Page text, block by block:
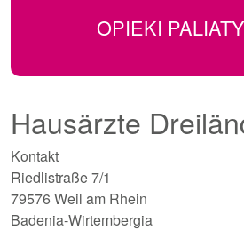
OPIEKI
Hausärzte
Kontakt
Riedlistraße 7/1
79576 Weil am Rhein
Badenia-Wirtembergia